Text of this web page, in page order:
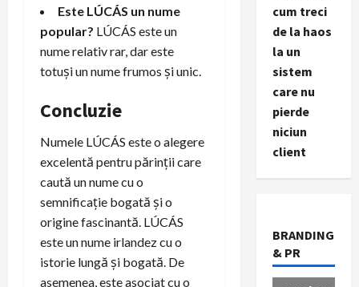
Este LÚCÁS un nume
popular? LÚCÁS este un
nume relativ rar, dar este
totuși un nume frumos și unic.
Concluzie
Numele LÚCÁS este o alegere
excelentă pentru părinții care
caută un nume cu o
semnificație bogată și o
origine fascinantă. LÚCÁS
este un nume irlandez cu o
istorie lungă și bogată. De
asemenea, este asociat cu o
cum treci
de la haos
la un
sistem
care nu
pierde
niciun
client
BRANDING
& PR